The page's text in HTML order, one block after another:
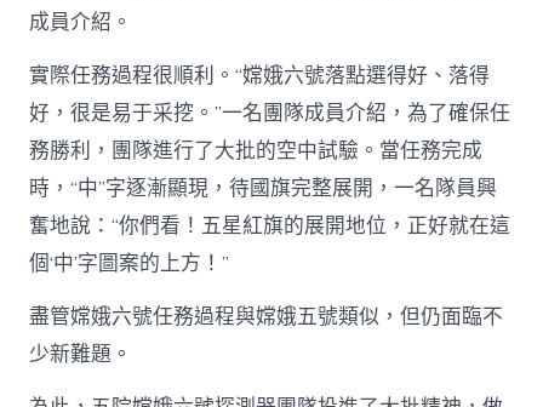
成員介紹。
實際任務過程很順利。“嫦娥六號落點選得好、落得
好，很是易于采挖。”一名團隊成員介紹，為了確保任
務勝利，團隊進行了大批的空中試驗。當任務完成
時，“中”字逐漸顯現，待國旗完整展開，一名隊員興
奮地說：“你們看！五星紅旗的展開地位，正好就在這
個‘中’字圖案的上方！”
盡管嫦娥六號任務過程與嫦娥五號類似，但仍面臨不
少新難題。